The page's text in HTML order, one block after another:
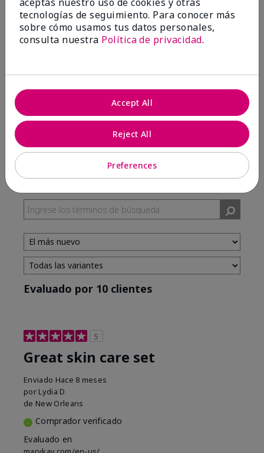
100%
Evaluado por 10 clientes
5
Great skin care set
Enviado Hace 8 meses
por Lydia D
de New Orleans
Comprador verificado
Evaluado en
tecnologías de seguimiento. Para conocer más
sobre cómo usamos tus datos personales,
consulta nuestra Política de privacidad.
Preferences
Reject All
Accept All